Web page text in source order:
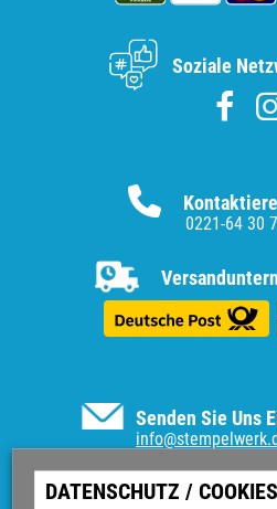
DATENSCHUTZ / COOKIES
Senden Sie Uns
Informationen
0221-64 30
Soziale